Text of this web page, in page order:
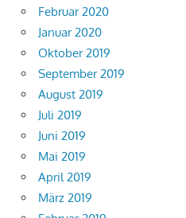
Februar 2020
Januar 2020
Oktober 2019
September 2019
August 2019
Juli 2019
Juni 2019
Mai 2019
April 2019
März 2019